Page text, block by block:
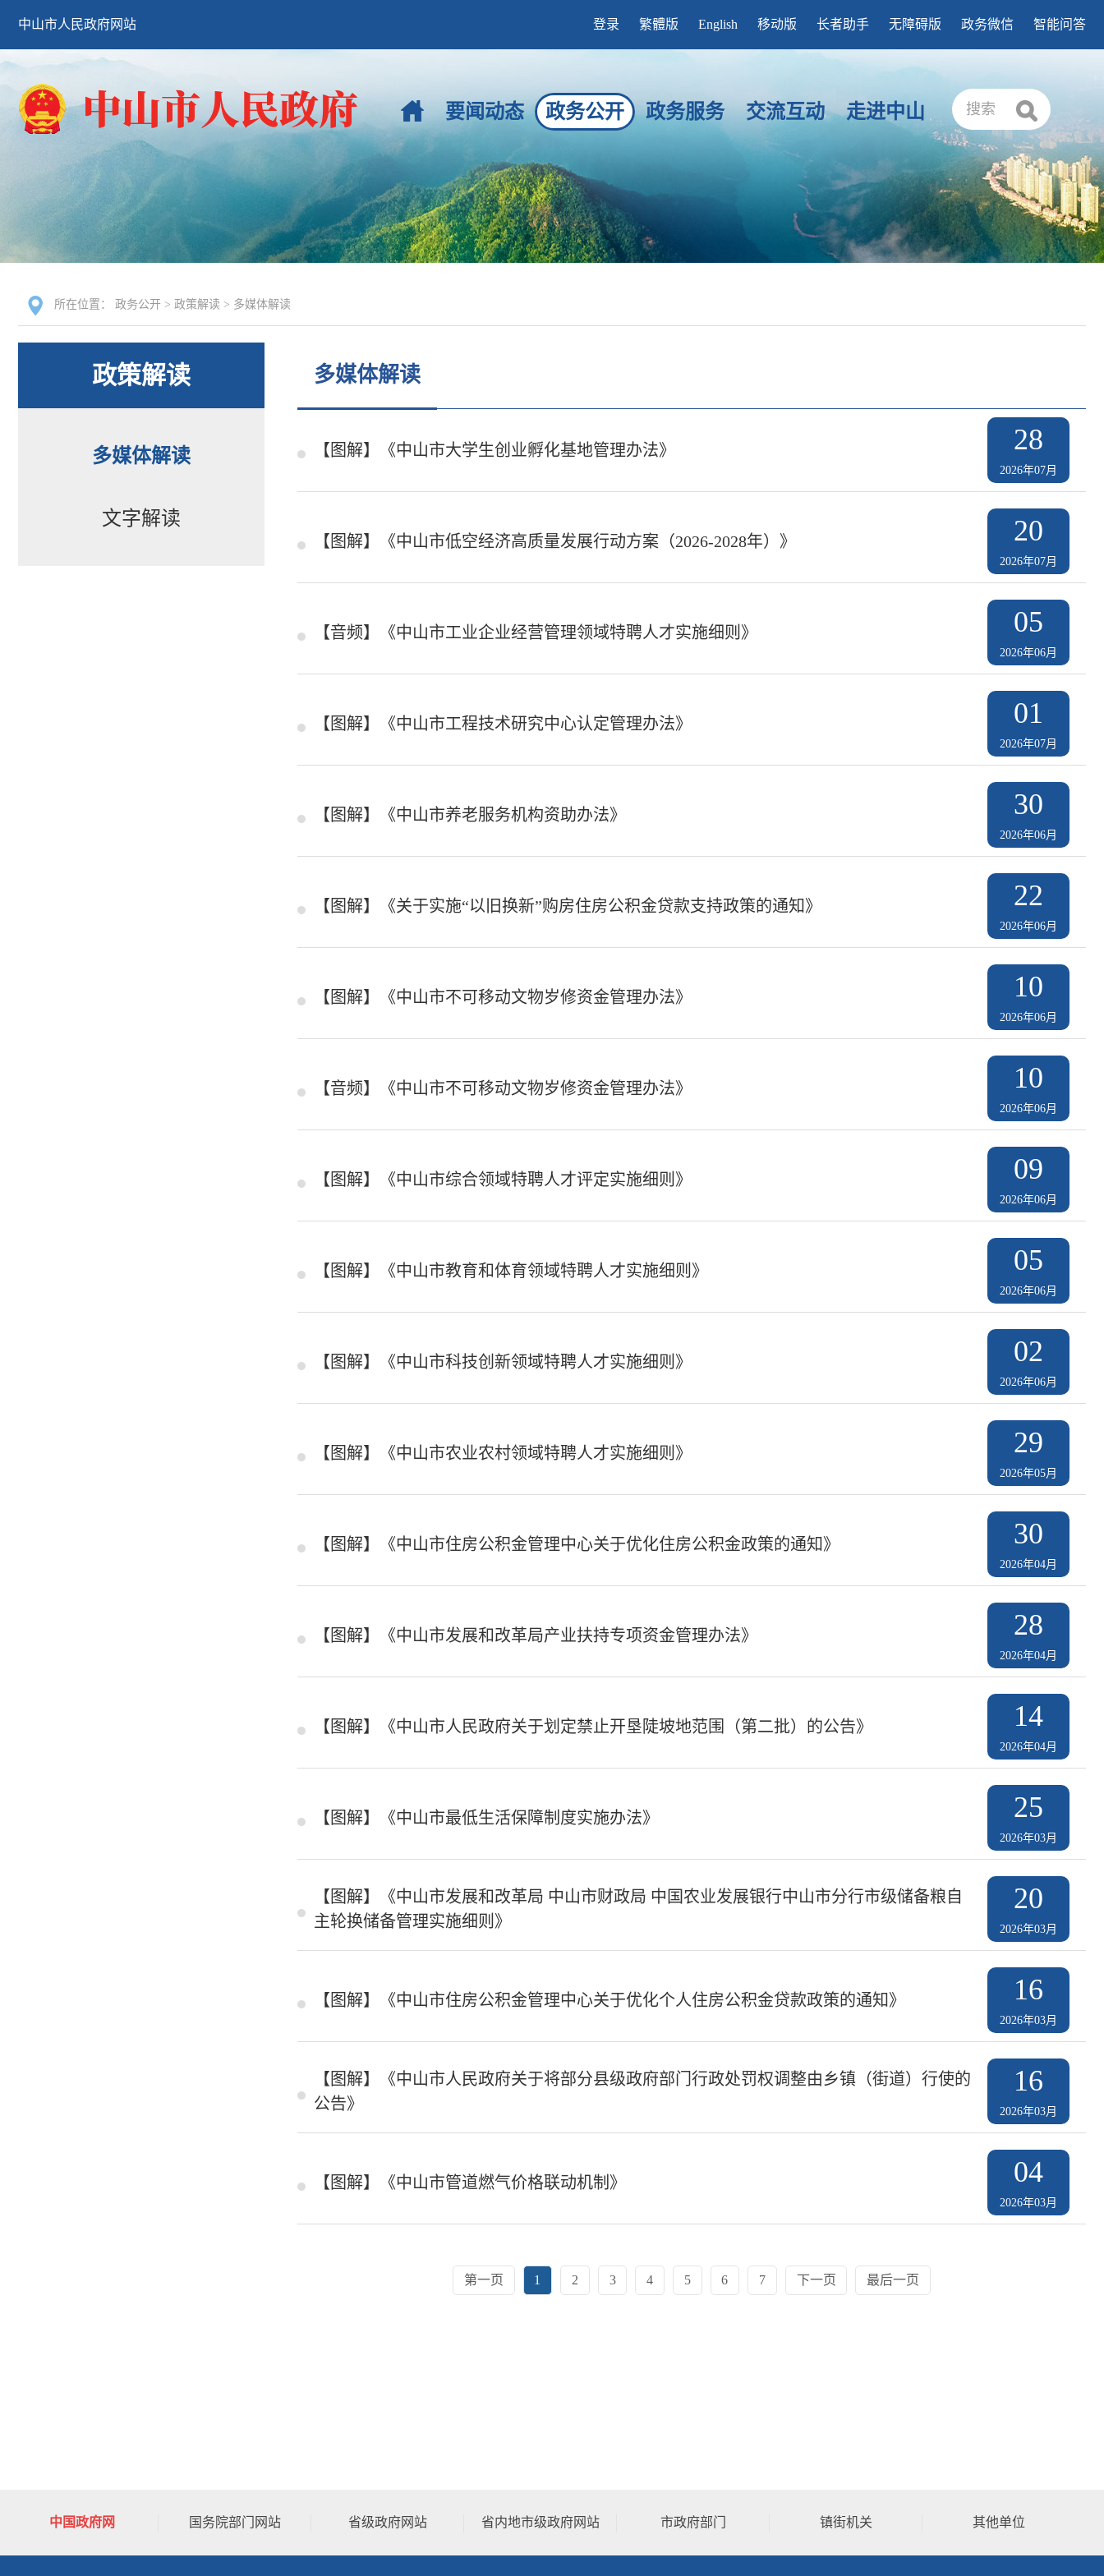
中山市人民政府网站 登录 繁體版 English 移动版 长者助手 无障碍版 政务微信 智能问答
要闻动态 政务公开 政务服务 交流互动 走进中山 搜索
所在位置： 政务公开 > 政策解读 > 多媒体解读
政策解读
多媒体解读
文字解读
多媒体解读
【图解】《中山市大学生创业孵化基地管理办法》 28
2026年07月
【图解】《中山市低空经济高质量发展行动方案（2026-2028年）》 20
2026年07月
【音频】《中山市工业企业经营管理领域特聘人才实施细则》 05
2026年06月
【图解】《中山市工程技术研究中心认定管理办法》 01
2026年07月
【图解】《中山市养老服务机构资助办法》 30
2026年06月
【图解】《关于实施“以旧换新”购房住房公积金贷款支持政策的通知》 22
2026年06月
【图解】《中山市不可移动文物岁修资金管理办法》 10
2026年06月
【音频】《中山市不可移动文物岁修资金管理办法》 10
2026年06月
【图解】《中山市综合领域特聘人才评定实施细则》 09
2026年06月
【图解】《中山市教育和体育领域特聘人才实施细则》 05
2026年06月
【图解】《中山市科技创新领域特聘人才实施细则》 02
2026年06月
【图解】《中山市农业农村领域特聘人才实施细则》 29
2026年05月
【图解】《中山市住房公积金管理中心关于优化住房公积金政策的通知》 30
2026年04月
【图解】《中山市发展和改革局产业扶持专项资金管理办法》 28
2026年04月
【图解】《中山市人民政府关于划定禁止开垦陡坡地范围（第二批）的公告》 14
2026年04月
【图解】《中山市最低生活保障制度实施办法》 25
2026年03月
【图解】《中山市发展和改革局 中山市财政局 中国农业发展银行中山市分行市级储备粮自
主轮换储备管理实施细则》
20
2026年03月
【图解】《中山市住房公积金管理中心关于优化个人住房公积金贷款政策的通知》 16
2026年03月
【图解】《中山市人民政府关于将部分县级政府部门行政处罚权调整由乡镇（街道）行使的
公告》
16
2026年03月
【图解】《中山市管道燃气价格联动机制》 04
2026年03月
第一页 1 2 3 4 5 6 7 下一页 最后一页
中国政府网 国务院部门网站 省级政府网站 省内地市级政府网站 市政府部门 镇街机关 其他单位